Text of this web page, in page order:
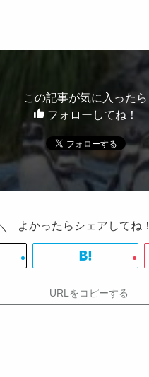
この記事が気に入ったら
フォローしてね！
よかったらシェアしてね！
URLをコピーする